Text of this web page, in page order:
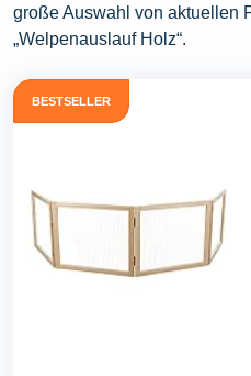
große Auswahl von aktuellen
„Welpenauslauf Holz“.
BESTSELLER